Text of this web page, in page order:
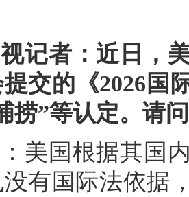
记者：近日，
交的《2026国
捞”等认定。请
美国根据其国
有国际法依据